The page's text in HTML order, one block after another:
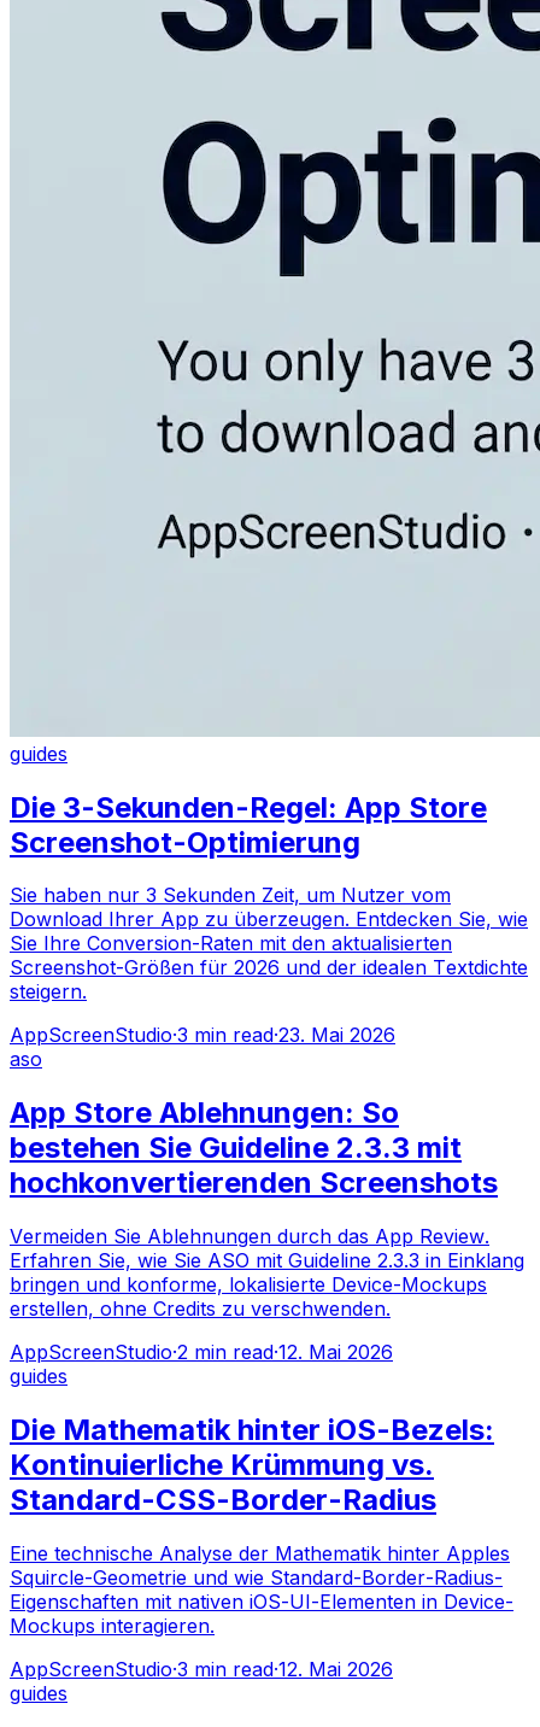
guides
Die 3-Sekunden-Regel: App Store
Screenshot-Optimierung
Sie haben nur 3 Sekunden Zeit, um Nutzer vom
Download Ihrer App zu überzeugen. Entdecken Sie, wie
Sie Ihre Conversion-Raten mit den aktualisierten
Screenshot-Größen für 2026 und der idealen Textdichte
steigern.
AppScreenStudio·3 min read·23. Mai 2026
aso
App Store Ablehnungen: So
bestehen Sie Guideline 2.3.3 mit
hochkonvertierenden Screenshots
Vermeiden Sie Ablehnungen durch das App Review.
Erfahren Sie, wie Sie ASO mit Guideline 2.3.3 in Einklang
bringen und konforme, lokalisierte Device-Mockups
erstellen, ohne Credits zu verschwenden.
AppScreenStudio·2 min read·12. Mai 2026
guides
Die Mathematik hinter iOS-Bezels:
Kontinuierliche Krümmung vs.
Standard-CSS-Border-Radius
Eine technische Analyse der Mathematik hinter Apples
Squircle-Geometrie und wie Standard-Border-Radius-
Eigenschaften mit nativen iOS-UI-Elementen in Device-
Mockups interagieren.
AppScreenStudio·3 min read·12. Mai 2026
guides